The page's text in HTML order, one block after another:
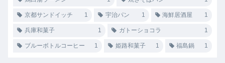
京都サンドイッチ 1 宇治パン 1 海鮮居酒屋 1
兵庫和菓子 1 ガトーショコラ 1
ブルーボトルコーヒー 1 姫路和菓子 1 福島鍋 1